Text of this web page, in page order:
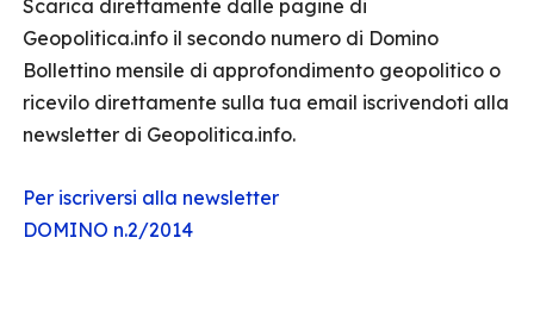
Scarica direttamente dalle pagine di
Geopolitica.info il secondo numero di Domino
Bollettino mensile di approfondimento geopolitico o
ricevilo direttamente sulla tua email iscrivendoti alla
newsletter di Geopolitica.info.
Per iscriversi alla newsletter
DOMINO n.2/2014